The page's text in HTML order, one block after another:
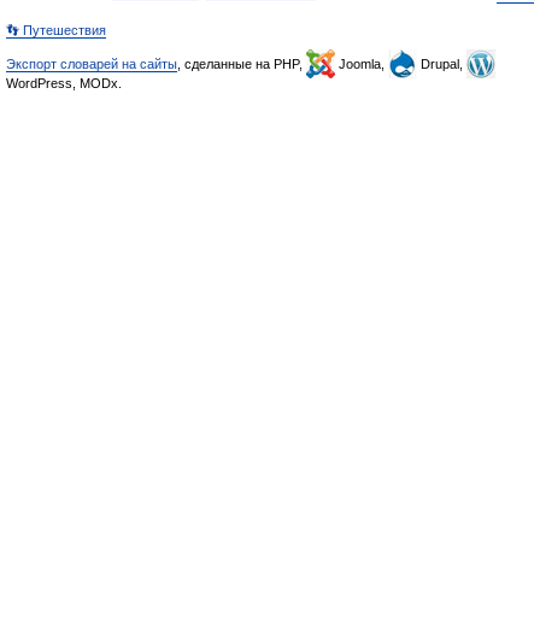
👣 Путешествия
Экспорт словарей на сайты , сделанные на PHP, Joomla,
Drupal,
WordPress, MODx.